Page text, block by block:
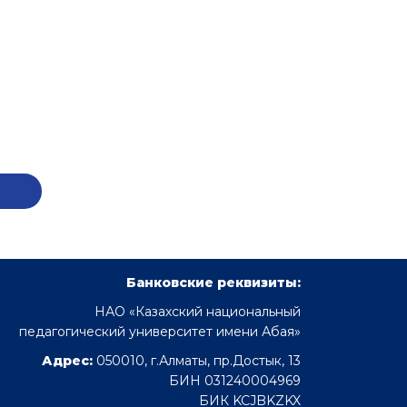
Банковские реквизиты:
НАО «Казахский национальный
педагогический университет имени Абая»
Адрес: 050010, г.Алматы, пр.Достык, 13
БИН 031240004969
БИК KCJBKZKX